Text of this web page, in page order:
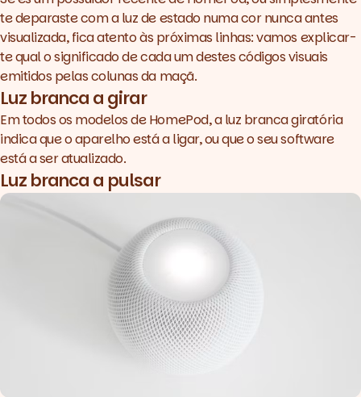
te deparaste com a luz de estado numa cor nunca antes
visualizada, fica atento às próximas linhas: vamos explicar-
te qual o significado de cada um destes códigos visuais
emitidos pelas colunas da maçã.
Luz branca a girar
Em todos os modelos de HomePod, a luz branca giratória
indica que o aparelho está a ligar, ou que o seu software
está a ser atualizado.
Luz branca a pulsar